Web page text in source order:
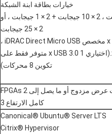
خيارات بطاقة ابنة الشبكة
4 × 1 جيجابت ، 4 × 10 جيجابت ، 2 × 10 جيجابت + 2 × 1 جيجابت ، أو
2 × 25 جيجابت
تكوين 8 محركات)
ما يصل إلى وحدتي GPU ذات عرض مزدوج أو ما يصل إلى 2 FPGAs
كامل الارتفاع 3
Canonical® Ubuntu® Server LTS
Citrix® Hypervisor